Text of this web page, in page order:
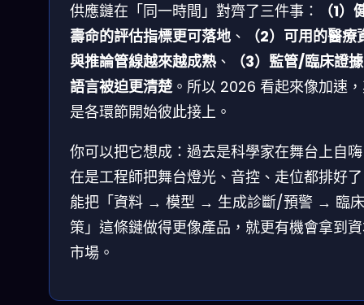
供應鏈在「同一時間」對齊了三件事：
（1）
壽命的評估指標更可落地 、
（2）可用的醫療
與推論管線越來越成熟、
（3）監管/臨床證
語言被迫更清楚。所以 2026 看起來像加速
是各環節開始彼此接上。
你可以把它想成：過去是科學家在舞台上自
在是工程師把舞台燈光、音控、走位都排好
能把「資料 → 模型 → 生成診斷/預警 → 臨
策」這條鏈做得更像產品，就更有機會拿到
市場。